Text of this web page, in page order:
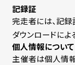
記録証
完走者には、記
ダウンロードによ
個人情報について
主催者は個人情